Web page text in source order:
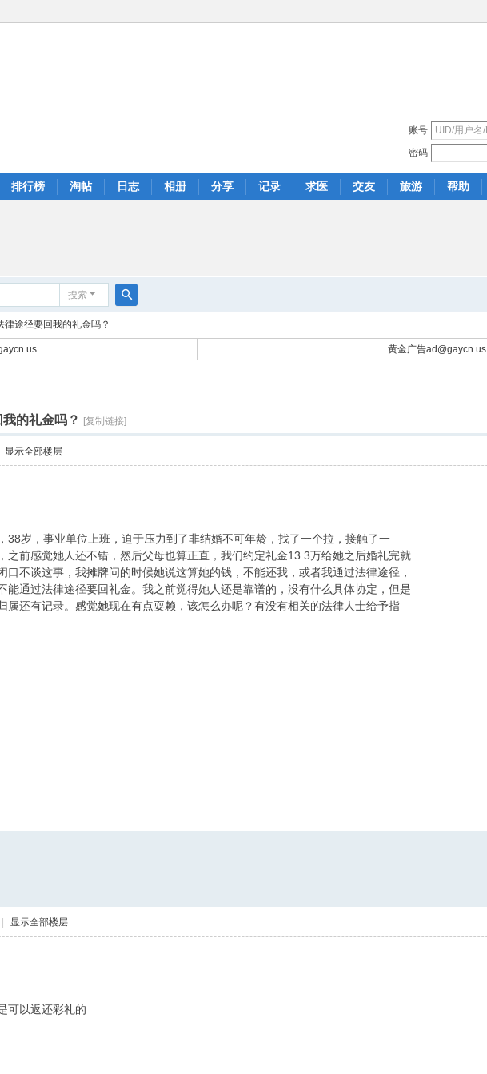
账号
密码
排行榜 淘帖 日志 相册 分享 记录 求医 交友 旅游 帮助
搜索
索
律途径要回我的礼金吗？
黄金广告ad@gaycn.us
的礼金吗？ [复制链接]
显示全部楼层
38岁，事业单位上班，迫于压力到了非结婚不可年龄，找了一个拉，接触了一
之前感觉她人还不错，然后父母也算正直，我们约定礼金13.3万给她之后婚礼完就
口不谈这事，我摊牌问的时候她说这算她的钱，不能还我，或者我通过法律途径，
能通过法律途径要回礼金。我之前觉得她人还是靠谱的，没有什么具体协定，但是
属还有记录。感觉她现在有点耍赖，该怎么办呢？有没有相关的法律人士给予指
显示全部楼层
可以返还彩礼的